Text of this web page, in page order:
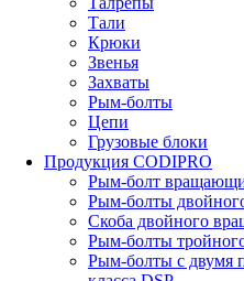
Тали
Крюки
Звенья
Захваты
Рым-болты
Цепи
Грузовые блоки
Продукция CODIPRO
Рым-болт
Рым-болты
Скоба двойного
Рым-болты
Рым-болты с двумя